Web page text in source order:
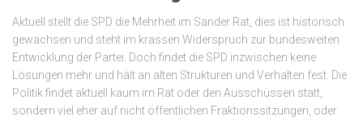
Aktuell stellt die SPD die Mehrheit im Sander Rat, dies ist historisch
gewachsen und steht im krassen Widerspruch zur bundesweiten
Entwicklung der Partei. Doch findet die SPD inzwischen keine
Lösungen mehr und hält an alten Strukturen und Verhalten fest. Die
Politik findet aktuell kaum im Rat oder den Ausschüssen statt,
sondern viel eher auf nicht öffentlichen Fraktionssitzungen, oder